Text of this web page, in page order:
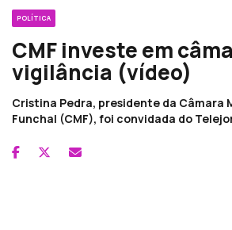
POLÍTICA
CMF investe em
vigilância (vídeo)
Cristina Pedra, presidente da Câmara
Funchal (CMF), foi convidada do